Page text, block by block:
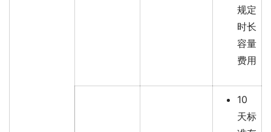
规定
时长
容量
费用
10
天标